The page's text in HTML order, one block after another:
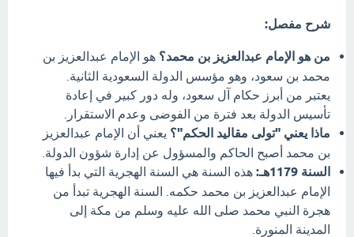
شرح مفصل:
من هو الإمام عبدالعزيز بن محمد؟ هو الإمام عبدالعزيز بن
محمد بن سعود، وهو مؤسس الدولة السعودية الثانية.
يعتبر من أبرز حكام آل سعود، وله دور كبير في إعادة
تأسيس الدولة بعد فترة من الفوضى وعدم الاستقرار.
ماذا يعني "تولى مقاليد الحكم"؟ يعني أن الإمام عبدالعزيز
بن محمد أصبح الحاكم والمسؤول عن إدارة شؤون الدولة.
السنة 1179هـ:
هذه السنة هي السنة الهجرية التي بدأ فيها
الإمام عبدالعزيز بن محمد حكمه. السنة الهجرية تبدأ من
هجرة النبي محمد صلى الله عليه وسلم من مكة إلى
المدينة المنورة.